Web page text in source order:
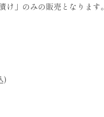
」のみの販売となります。
)